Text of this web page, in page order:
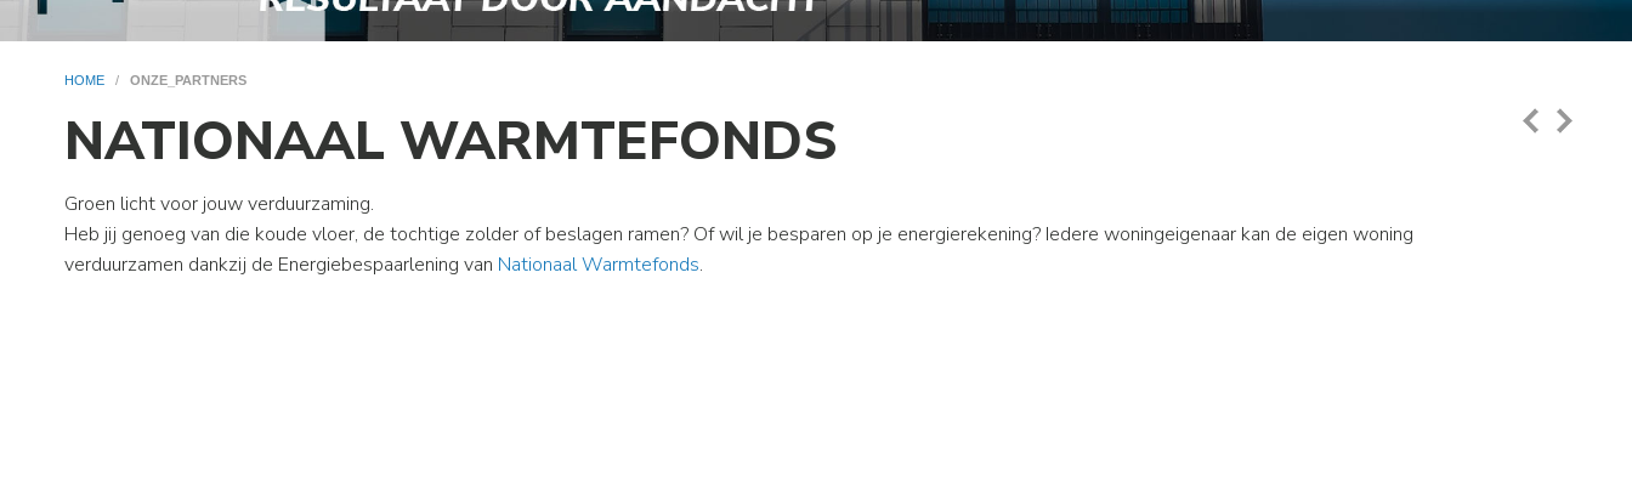
HOME / ONZE_PARTNERS
NATIONAAL WARMTEFONDS
Groen licht voor jouw verduurzaming.
Heb jij genoeg van die koude vloer, de tochtige zolder of beslagen ramen? Of wil je besparen op je energierekening? Iedere woningeigenaar kan de eigen woning
verduurzamen dankzij de Energiebespaarlening van Nationaal Warmtefonds.